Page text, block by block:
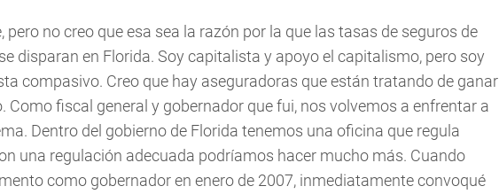
pero no creo que esa sea la razón por la que las tasas de seguros de
disparan en Florida. Soy capitalista y apoyo el capitalismo, pero soy
compasivo. Creo que hay aseguradoras que están tratando de ganar
Como fiscal general y gobernador que fui, nos volvemos a enfrentar a
Dentro del gobierno de Florida tenemos una oficina que regula
una regulación adecuada podríamos hacer mucho más. Cuando
como gobernador en enero de 2007, inmediatamente convoqué